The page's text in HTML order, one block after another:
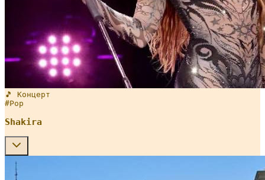
🎵 Концерт
#Pop
Shakira